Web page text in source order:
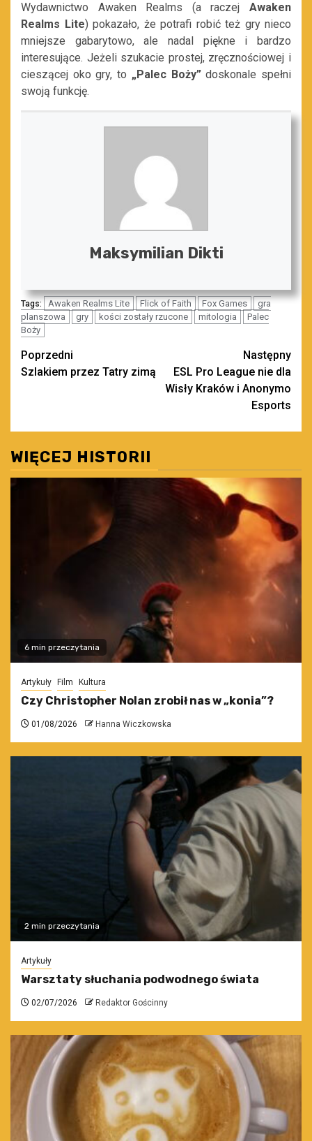
Wydawnictwo Awaken Realms (a raczej Awaken
Realms Lite) pokazało, że potrafi robić też gry nieco
mniejsze gabarytowo, ale nadal piękne i bardzo
interesujące. Jeżeli szukacie prostej, zręcznościowej i
cieszącej oko gry, to „Palec Boży”doskonale spełni
swoją funkcję.
Maksymilian Dikti
Tags: Awaken Realms Lite Flick of Faith Fox Games
gra
planszowa
gry kości zostały rzucone mitologia
Palec
Boży
Zobacz
wpisy
Poprzedni
Szlakiem przez Tatry zimą
Następny
ESL Pro League nie dla
Wisły Kraków i Anonymo
Esports
WIĘCEJ HISTORII
6 min przeczytania
Artykuły Film Kultura
Czy Christopher Nolan zrobił nas w „konia”?
01/08/2026 Hanna Wiczkowska
2 min przeczytania
Artykuły
Warsztaty słuchania podwodnego świata
02/07/2026 Redaktor Gościnny